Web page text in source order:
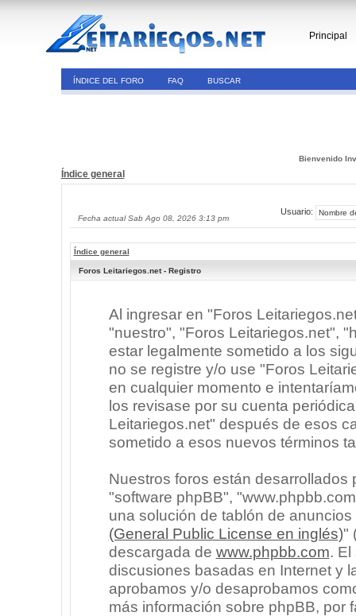
Principal
ÍNDICE DEL FORO FAQ BUSCAR
Bienvenido
Índice general
Fecha actual Sab Ago 08, 2026 3:13 pm
Usuario:
Índice general
Foros Leitariegos.net - Registro
Al ingresar en "Foros
"nuestro", "Foros Leitariegos.net",
estar legalmente sometido a los
no se registre y/o use "Foros
en cualquier momento e
los revisase por su cuenta
Leitariegos.net" después de esos
sometido a esos nuevos términos
Nuestros foros están
"software phpBB",
una solución de tablón de
(General Public License en inglés)"
descargada de www.phpbb.com. El
discusiones basadas en Internet y
aprobamos y/o desaprobamos
más información sobre phpBB, por